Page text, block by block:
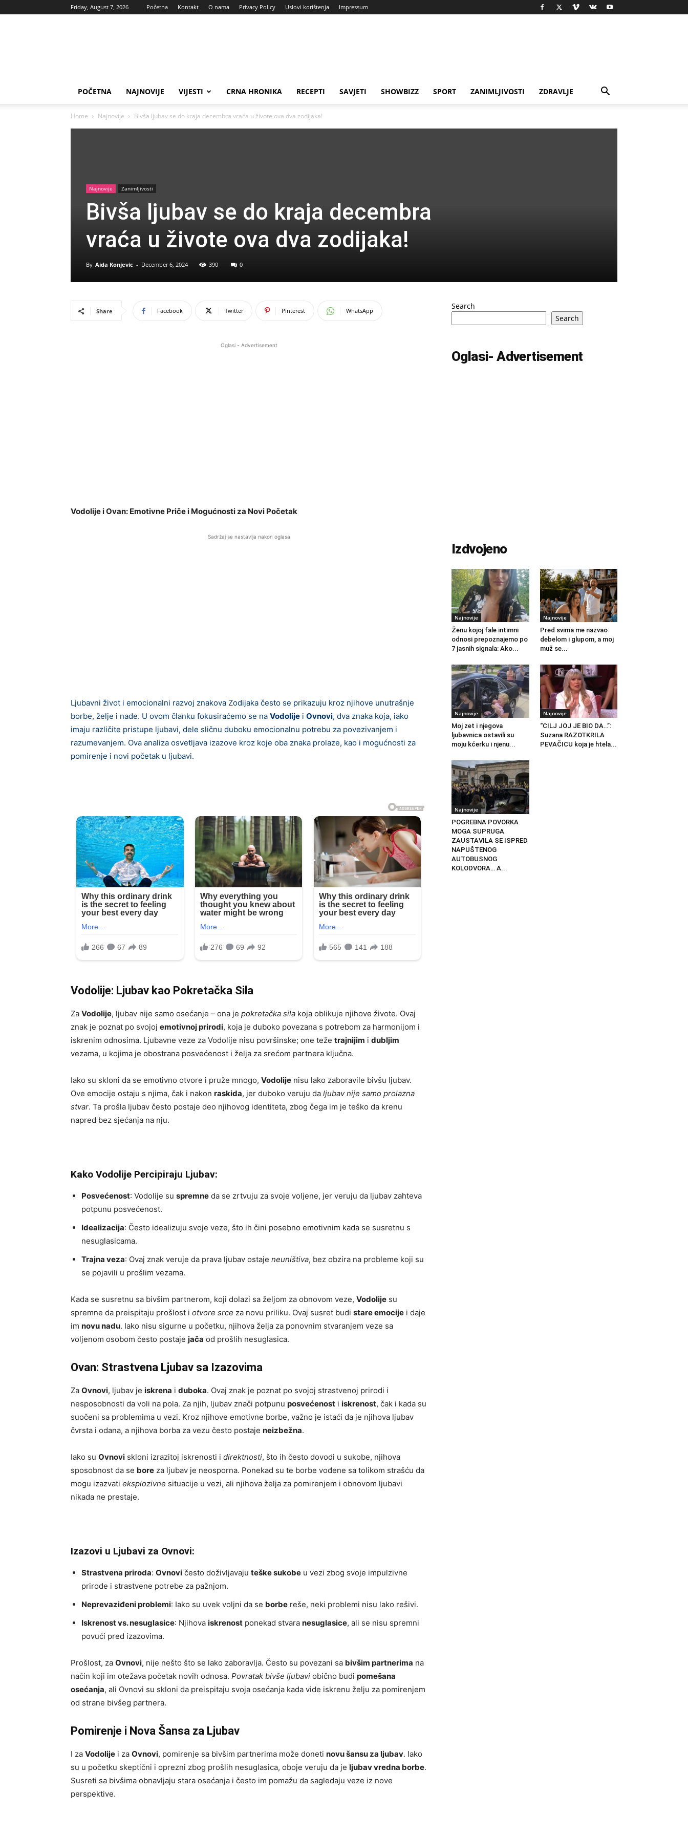
Friday, August 7, 2026 Početna Kontakt O nama Privacy Policy Uslovi korištenja Impressum
POČETNA NAJNOVIJE VIJESTI CRNA HRONIKA RECEPTI SAVJETI SHOWBIZZ SPORT ZANIMLJIVOSTI ZDRAVLJE
Home Najnovije Bivša ljubav se do kraja decembra vraća u živote ova dva zodijaka!
Najnovije Zanimljivosti
Bivša ljubav se do kraja decembra
vraća u živote ova dva zodijaka!
By Aida Konjevic - December 6, 2024 390 0
Share Facebook Twitter Pinterest WhatsApp
Oglasi - Advertisement
Vodolije i Ovan: Emotivne Priče i Mogućnosti za Novi Početak
Sadržaj se nastavlja nakon oglasa
Ljubavni život i emocionalni razvoj znakova Zodijaka često se prikazuju kroz njihove unutrašnje
borbe, želje i nade. U ovom članku fokusiraćemo se na Vodolije i Ovnovi, dva znaka koja, iako
imaju različite pristupe ljubavi, dele sličnu duboku emocionalnu potrebu za povezivanjem i
razumevanjem. Ova analiza osvetljava izazove kroz koje oba znaka prolaze, kao i mogućnosti za
pomirenje i novi početak u ljubavi.
Vodolije: Ljubav kao Pokretačka Sila
Za Vodolije, ljubav nije samo osećanje – ona je pokretačka sila koja oblikuje njihove živote. Ovaj
znak je poznat po svojoj emotivnoj prirodi, koja je duboko povezana s potrebom za harmonijom i
iskrenim odnosima. Ljubavne veze za Vodolije nisu površinske; one teže trajnijim i dubljim
vezama, u kojima je obostrana posvećenost i želja za srećom partnera ključna.
Iako su skloni da se emotivno otvore i pruže mnogo, Vodolije nisu lako zaboravile bivšu ljubav.
Ove emocije ostaju s njima, čak i nakon raskida, jer duboko veruju da ljubav nije samo prolazna
stvar. Ta prošla ljubav često postaje deo njihovog identiteta, zbog čega im je teško da krenu
napred bez sjećanja na nju.
Kako Vodolije Percipiraju Ljubav:
Posvećenost: Vodolije su spremne da se zrtvuju za svoje voljene, jer veruju da ljubav zahteva
potpunu posvećenost.
Idealizacija: Često idealizuju svoje veze, što ih čini posebno emotivnim kada se susretnu s
nesuglasicama.
Trajna veza: Ovaj znak veruje da prava ljubav ostaje neuništiva, bez obzira na probleme koji su
se pojavili u prošlim vezama.
Kada se susretnu sa bivšim partnerom, koji dolazi sa željom za obnovom veze, Vodolije su
spremne da preispitaju prošlost i otvore srce za novu priliku. Ovaj susret budi stare emocije i daje
im novu nadu. Iako nisu sigurne u početku, njihova želja za ponovnim stvaranjem veze sa
voljenom osobom često postaje jača od prošlih nesuglasica.
Ovan: Strastvena Ljubav sa Izazovima
Za Ovnovi, ljubav je iskrena i duboka. Ovaj znak je poznat po svojoj strastvenoj prirodi i
nesposobnosti da voli na pola. Za njih, ljubav znači potpunu posvećenost i iskrenost, čak i kada su
suočeni sa problemima u vezi. Kroz njihove emotivne borbe, važno je istaći da je njihova ljubav
čvrsta i odana, a njihova borba za vezu često postaje neizbežna.
Iako su Ovnovi skloni izrazitoj iskrenosti i direktnosti, što ih često dovodi u sukobe, njihova
sposobnost da se bore za ljubav je neosporna. Ponekad su te borbe vođene sa tolikom strašću da
mogu izazvati eksplozivne situacije u vezi, ali njihova želja za pomirenjem i obnovom ljubavi
nikada ne prestaje.
Izazovi u Ljubavi za Ovnovi:
Strastvena priroda: Ovnovi često doživljavaju teške sukobe u vezi zbog svoje impulzivne
prirode i strastvene potrebe za pažnjom.
Neprevaziđeni problemi: Iako su uvek voljni da se borbe reše, neki problemi nisu lako rešivi.
Iskrenost vs. nesuglasice: Njihova iskrenost ponekad stvara nesuglasice, ali se nisu spremni
povući pred izazovima.
Prošlost, za Ovnovi, nije nešto što se lako zaboravlja. Često su povezani sa bivšim partnerima na
način koji im otežava početak novih odnosa. Povratak bivše ljubavi obično budi pomešana
osećanja, ali Ovnovi su skloni da preispitaju svoja osećanja kada vide iskrenu želju za pomirenjem
od strane bivšeg partnera.
Pomirenje i Nova Šansa za Ljubav
I za Vodolije i za Ovnovi, pomirenje sa bivšim partnerima može doneti novu šansu za ljubav. Iako
su u početku skeptični i oprezni zbog prošlih nesuglasica, oboje veruju da je ljubav vredna borbe.
Susreti sa bivšima obnavljaju stara osećanja i često im pomažu da sagledaju veze iz nove
perspektive.
Search
Search
Oglasi- Advertisement
Izdvojeno
Najnovije
Ženu kojoj fale intimni
odnosi prepoznajemo po
7 jasnih signala: Ako...
Najnovije
Pred svima me nazvao
debelom i glupom, a moj
muž se...
Najnovije
Moj zet i njegova
ljubavnica ostavili su
moju kćerku i njenu...
Najnovije
“CILJ JOJ JE BIO DA…”:
Suzana RAZOTKRILA
PEVAČICU koja je htela...
Najnovije
POGREBNA POVORKA
MOGA SUPRUGA
ZAUSTAVILA SE ISPRED
NAPUŠTENOG
AUTOBUSNOG
KOLODVORA… A...